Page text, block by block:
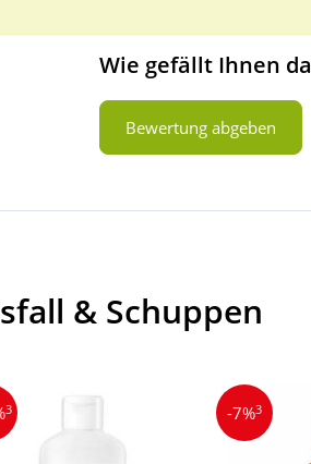
Wie gefällt Ihnen
Bewertung abgeben
& Schuppen
3 -7%3